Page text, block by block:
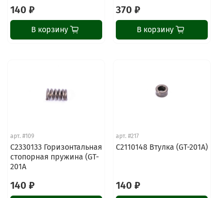
140 ₽
В корзину
370 ₽
В корзину
арт. #109
C2330133 Горизонтальная
стопорная пружина (GT-
201A
140 ₽
арт. #217
C2110148 Втулка (GT-201A)
140 ₽